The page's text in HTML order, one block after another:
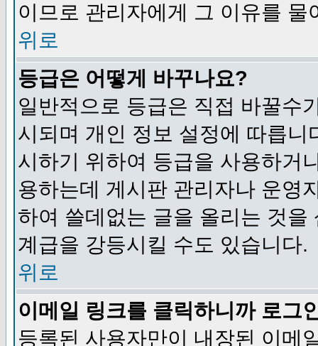
이므로 관리자에게 그 이유를 물
위로
등급은 어떻게 바꾸나요?
일반적으로 등급은 직접 바꿀수
시되며 개인 정보 설정에 따릅
시하기 위하여 등급을 사용하거
용하는데 게시판 관리자나 운영
하여 쓸데없는 글을 올리는 것
계급을 강등시킬 수도 있습니다.
위로
이메일 링크를 클릭하니까 로그
등록된 사용자만이 내장된 이메